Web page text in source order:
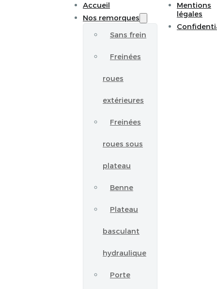
Accueil
Nos remorques
Sans frein
Freinées
roues
extérieures
Freinées
roues sous
plateau
Benne
Plateau
basculant
hydraulique
Porte
Mentions
légales